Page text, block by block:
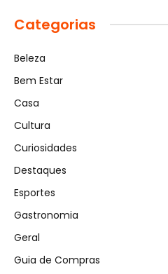
Categorias
Beleza
Bem Estar
Casa
Cultura
Curiosidades
Destaques
Esportes
Gastronomia
Geral
Guia de Compras